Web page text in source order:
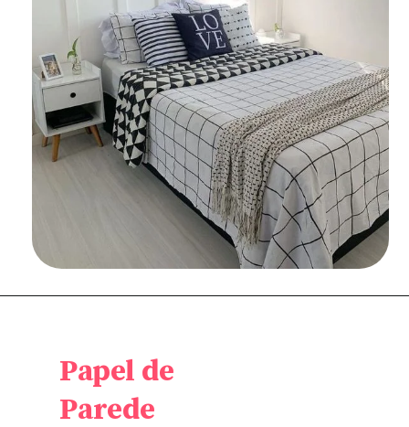
Papel de
Parede